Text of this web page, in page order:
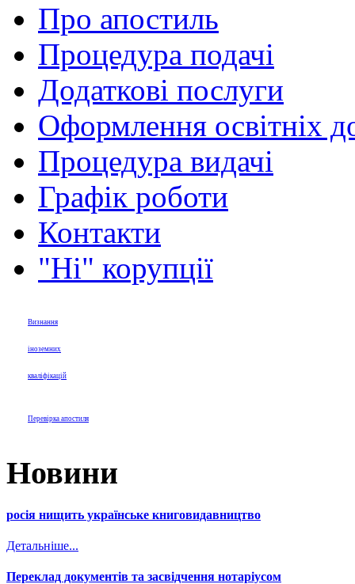
Про апостиль
Процедура подачі
Додаткові послуги
Оформлення освітніх
Процедура видачі
Графік роботи
Контакти
"Ні" корупції
Визнання
іноземних
кваліфікацій
Перевірка апостиля
Новини
росія нищить українське книговидавництво
Детальніше...
Переклад документів та засвідчення нотаріусом